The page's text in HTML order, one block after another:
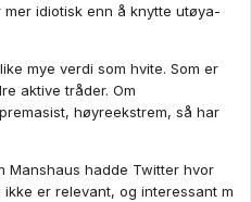
idiotisk enn å knytte utøya-
mye verdi som hvite. Som er
aktive tråder. Om
høyreekstrem, så har
Manshaus hadde Twitter hvor
er relevant, og interessant m